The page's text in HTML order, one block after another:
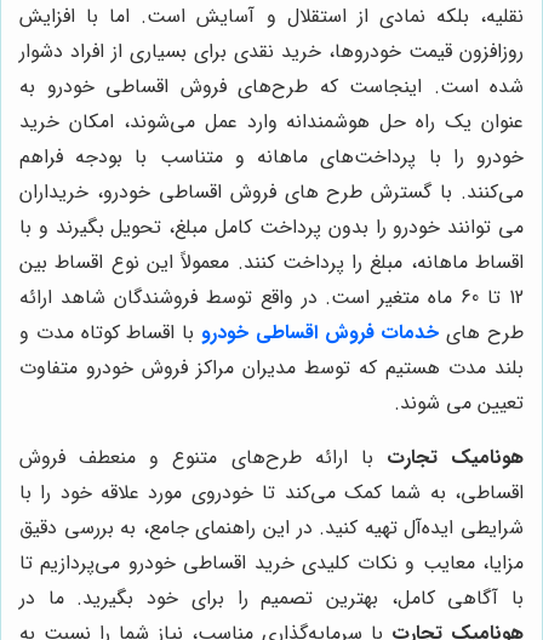
نقلیه، بلکه نمادی از استقلال و آسایش است. اما با افزایش
روزافزون قیمت خودروها، خرید نقدی برای بسیاری از افراد دشوار
شده است. اینجاست که طرح‌های فروش اقساطی خودرو به
عنوان یک راه حل هوشمندانه وارد عمل می‌شوند، امکان خرید
خودرو را با پرداخت‌های ماهانه و متناسب با بودجه فراهم
می‌کنند. با گسترش طرح های فروش اقساطی خودرو، خریداران
می توانند خودرو را بدون پرداخت کامل مبلغ، تحویل بگیرند و با
اقساط ماهانه، مبلغ را پرداخت کنند. معمولاً این نوع اقساط بین
12 تا 60 ماه متغیر است. در واقع توسط فروشندگان شاهد ارائه
طرح های خدمات فروش اقساطی خودرو با اقساط کوتاه مدت و
بلند مدت هستیم که توسط مدیران مراکز فروش خودرو متفاوت
تعیین می شوند.
هونامیک تجارت با ارائه طرح‌های متنوع و منعطف فروش
اقساطی، به شما کمک می‌کند تا خودروی مورد علاقه خود را با
شرایطی ایده‌آل تهیه کنید. در این راهنمای جامع، به بررسی دقیق
مزایا، معایب و نکات کلیدی خرید اقساطی خودرو می‌پردازیم تا
با آگاهی کامل، بهترین تصمیم را برای خود بگیرید. ما در
هونامیک تجارت با سرمایه‌گذاری مناسب، نیاز شما را نسبت به